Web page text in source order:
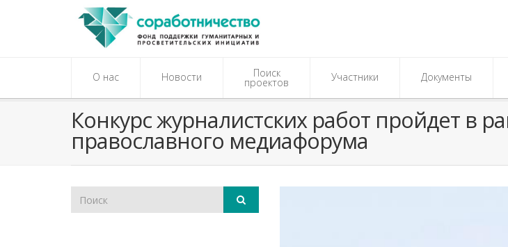
О нас Новости Поиск
проектов Участники Документы
Конкурс журналистских работ пройдет в
православного медиафорума